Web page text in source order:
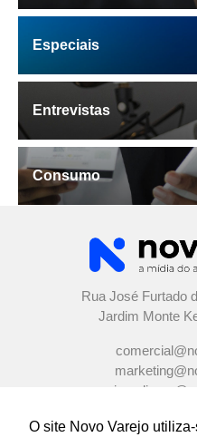
O site Novo Varejo
Especiais
Entrevistas
Consumo
Rua José Furtado
Jardim Monte